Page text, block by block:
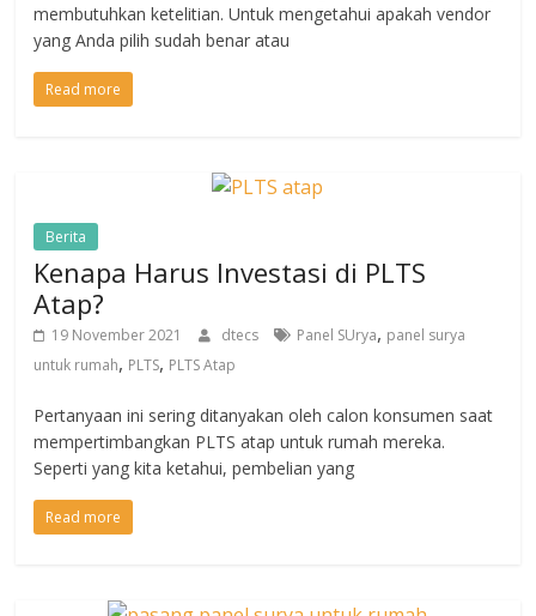
membutuhkan ketelitian. Untuk mengetahui apakah vendor
yang Anda pilih sudah benar atau
Read more
Berita
Kenapa Harus Investasi di PLTS
Atap?
19 November 2021 dtecs Panel SUrya, panel surya
untuk rumah, PLTS, PLTS Atap
Pertanyaan ini sering ditanyakan oleh calon konsumen saat
mempertimbangkan PLTS atap untuk rumah mereka.
Seperti yang kita ketahui, pembelian yang
Read more